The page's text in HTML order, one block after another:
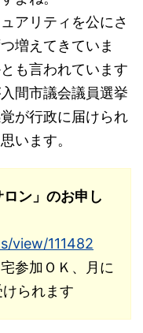
アリティを公にさ
増えてきていま
も言われています
間市議会議員選挙
が行政に届けられ
います。
ン」のお申し
view/111482
参加ＯＫ、月に
られます